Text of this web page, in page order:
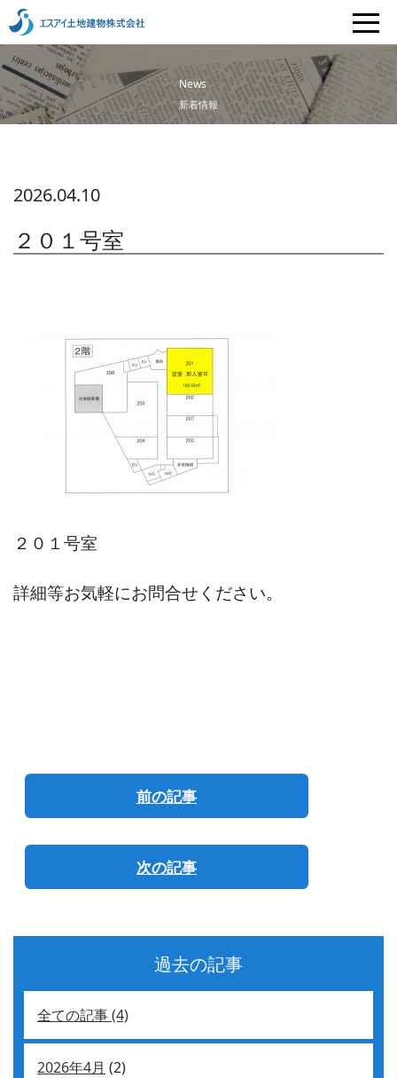
News
新着情報
2026.04.10
２０１号室
２０１号室
詳細等お気軽にお問合せください。
前の記事
次の記事
過去の記事
全ての記事 (4)
2026年4月 (2)